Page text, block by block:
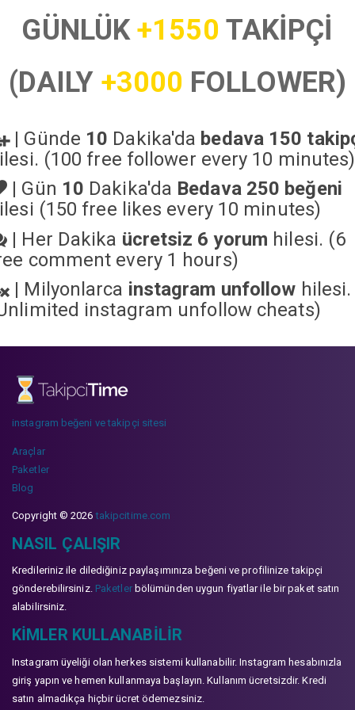
GÜNLÜK+1550 TAKİPÇİ
(DAILY +3000 FOLLOWER)
| Günde 10 Dakika'da bedava 150
(100 free follower every 10 minutes)
| Gün 10 Dakika'da Bedava 250 beğeni
(150 free likes every 10 minutes)
| Her Dakika ücretsiz 6 yorum hilesi. (6
comment every 1 hours)
| Milyonlarca instagram unfollow hilesi.
instagram unfollow cheats)
instagram beğeni ve takipçi sitesi
Araçlar
Paketler
Blog
Copyright © 2026takipcitime.com
NASIL ÇALIŞIR
Kredileriniz ile dilediğiniz paylaşımınıza beğeni ve profilinize takipçi
gönderebilirsiniz. Paketlerbölümünden uygun fiyatlar ile bir paket satın
alabilirsiniz.
KIMLER KULLANABILIR
Instagram üyeliği olan herkes sistemi kullanabilir. Instagram hesabınızla
giriş yapın ve hemen kullanmaya başlayın. Kullanım ücretsizdir. Kredi
satın almadıkça hiçbir ücret ödemezsiniz.